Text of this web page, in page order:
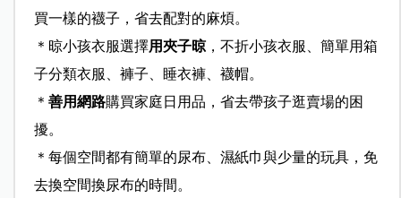
買一樣的襪子，省去配對的麻煩。
＊晾小孩衣服選擇用夾子晾，不折小孩衣服、簡單用箱
子分類衣服、褲子、睡衣褲、襪帽。
＊ 善用網路購買家庭日用品，省去帶孩子逛賣場的困
擾。
＊每個空間都有簡單的尿布、濕紙巾與少量的玩具，免
去換空間換尿布的時間。